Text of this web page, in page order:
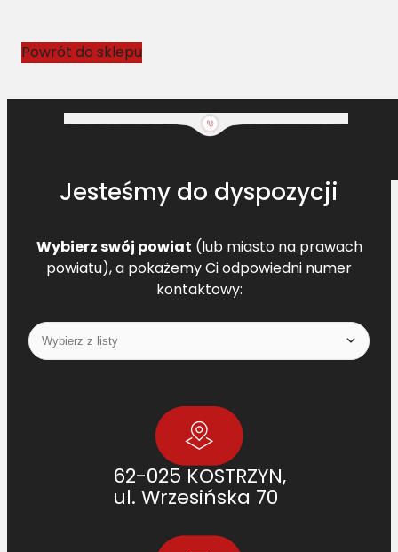
y
L
Powrót do sklepu
Jesteśmy do dyspozycji
Wybierz swój powiat (lub miasto na prawach
powiatu), a pokażemy Ci odpowiedni numer
kontaktowy:
62-025 KOSTRZYN,
ul. Wrzesińska 70